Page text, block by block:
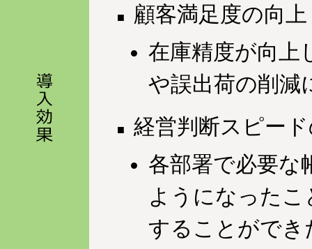
顧客満足度の向上
在庫精度が向上
や誤出荷の削減
経営判断スピー
各部署で必要な
ようになったこ
することができ